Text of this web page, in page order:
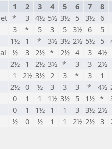
1 2 3 4 5 6 7
8
* 3 4½ 5½ 3½ 5 3½ 6
3 * 5 3 5 3½ 6
5
1½ 1 * 3½ 3½ 2½ 5½ 5
½ 3 2½ * 2½ 4 3 4½
2½ 1 2½ 3½ * 3 3 2½
1 2½ 3½ 2 3 * 3
1
2½ 0 ½ 3 3 3 * 4½
0 1 1 1½ 3½ 5 1½ *
0 1 1½ 1 1 3 3½ 2½
½ 0 ½ 1 1 2½ 2½ 3